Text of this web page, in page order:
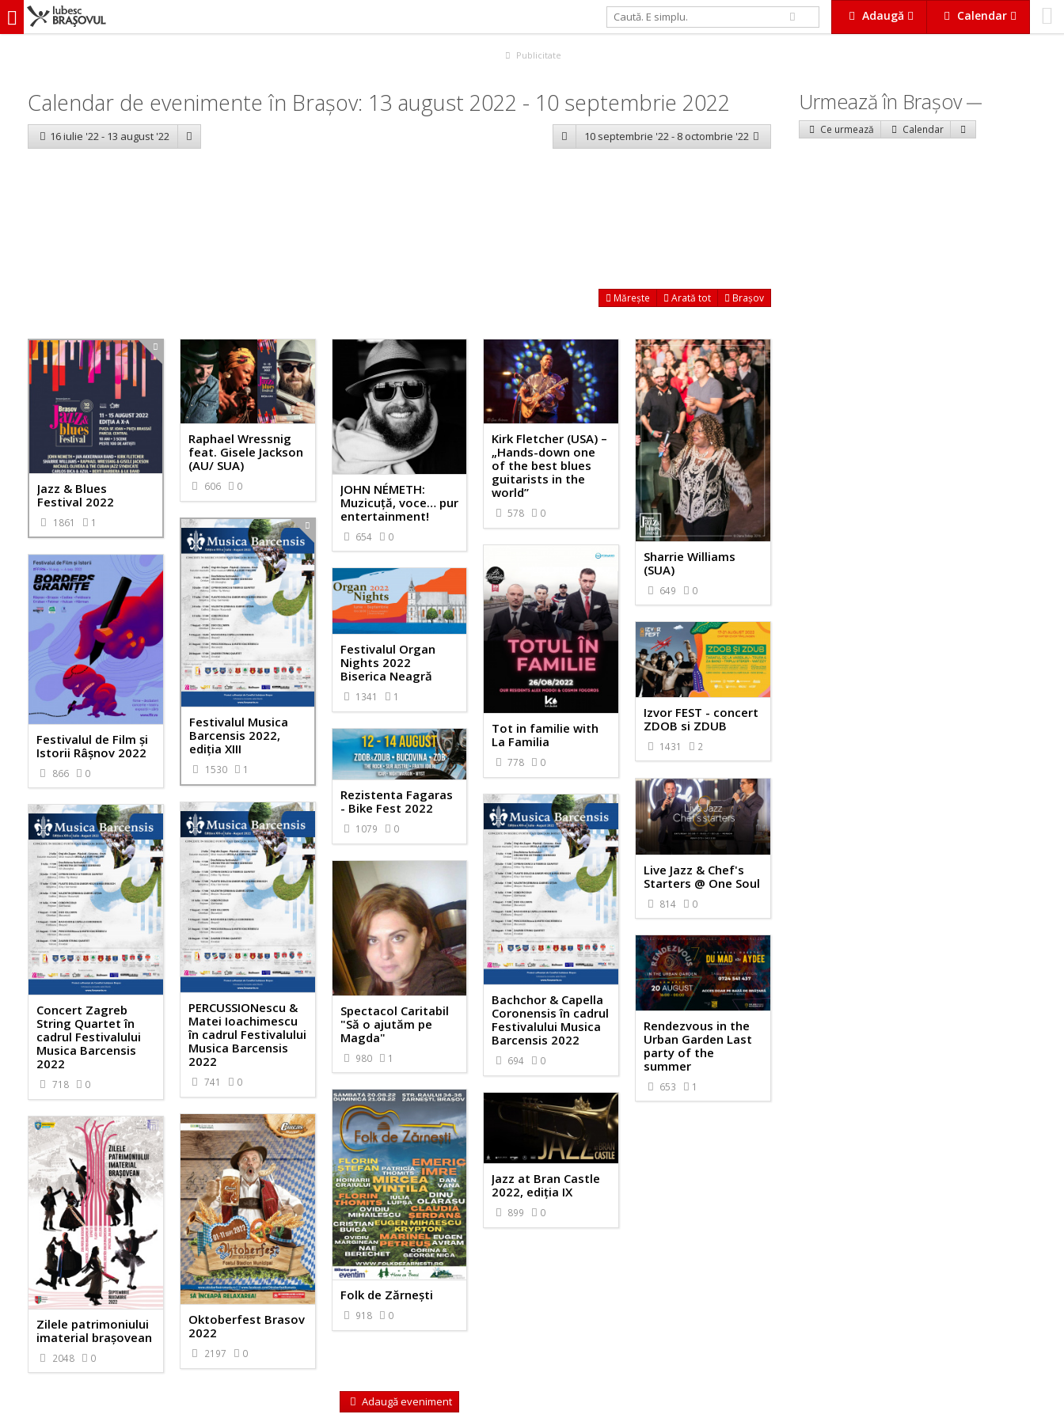
Adaugă Calendar
iubescbraşovul.ro
Publicitate
Calendar de evenimente în Brașov: 13 august 2022 - 10 septembrie 2022
16 iulie '22 - 13 august '22 10 septembrie '22 - 8 octombrie '22
Mărește Arată tot Brașov
Jazz & Blues
Festival 2022
1861 1
Raphael Wressnig
feat. Gisele Jackson
(AU/ SUA)
606 0
JOHN NÉMETH:
Muzicuţă, voce… pur
entertainment!
654 0
Kirk Fletcher (USA) –
„Hands-down one
of the best blues
guitarists in the
world”
578 0
Sharrie Williams
(SUA)
649 0
Festivalul Musica
Barcensis 2022,
ediţia XIII
1530 1
Tot in familie with
La Familia
778 0
Festivalul de Film şi
Istorii Râşnov 2022
866 0
Festivalul Organ
Nights 2022
Biserica Neagră
1341 1
Izvor FEST - concert
ZDOB si ZDUB
1431 2
Rezistenta Fagaras
- Bike Fest 2022
1079 0
Live Jazz & Chef's
Starters @ One Soul
814 0
Bachchor & Capella
Coronensis în cadrul
Festivalului Musica
Barcensis 2022
694 0
PERCUSSIONescu &
Matei Ioachimescu
în cadrul Festivalului
Musica Barcensis
2022
741 0
Concert Zagreb
String Quartet în
cadrul Festivalului
Musica Barcensis
2022
718 0
Spectacol Caritabil
"Să o ajutăm pe
Magda"
980 1
Rendezvous in the
Urban Garden Last
party of the
summer
653 1
Folk de Zărnești
918 0
Jazz at Bran Castle
2022, ediția IX
899 0
Oktoberfest Brasov
2022
2197 0
Zilele patrimoniului
imaterial brașovean
2048 0
Adaugă eveniment
Urmează în Braşov
Ce urmează Calendar